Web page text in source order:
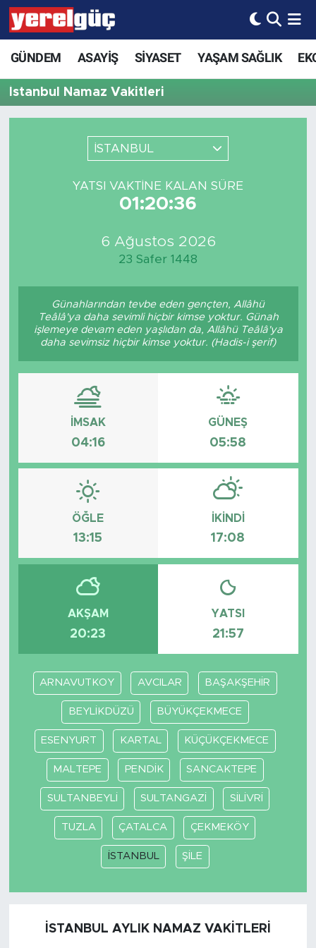
GÜNDEM ASAYİŞ SİYASET YAŞAM SAĞLIK
İstanbul Namaz Vakitleri
İSTANBUL
YATSI VAKTINE KALAN SÜRE
01:20:36
6 Ağustos 2026
23 Safer 1448
Günahlarından tevbe eden gençten, Allâhü
Teâlâ'ya daha sevimli hiçbir kimse yoktur. Günah
işlemeye devam eden yaşlıdan da, Allâhü Teâlâ'ya
daha sevimsiz hiçbir kimse yoktur. (Hadis-i şerif)
İMSAK
04:16
GÜNEŞ
05:58
ÖĞLE
13:15
İKINDI
17:08
AKŞAM
20:23
YATSI
21:57
ARNAVUTKOY AVCILAR BAŞAKŞEHİR
BEYLİKDÜZÜ BÜYÜKÇEKMECE
ESENYURT KARTAL KÜÇÜKÇEKMECE
MALTEPE PENDİK SANCAKTEPE
SULTANBEYLİ SULTANGAZİ SİLİVRİ
TUZLA ÇATALCA ÇEKMEKÖY
İSTANBUL ŞİLE
İSTANBUL AYLIK NAMAZ VAKITLERI